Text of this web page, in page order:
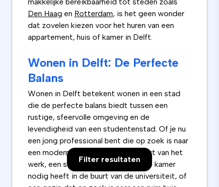
Filter resultaten
makkelijke bereikbaarheid tot steden zoals
Den Haag en Rotterdam, is het geen wonder
dat zovelen kiezen voor het huren van een
appartement, huis of kamer in Delft.
Wonen in Delft: De Perfecte
Balans
Wonen in Delft betekent wonen in een stad
die de perfecte balans biedt tussen een
rustige, sfeervolle omgeving en de
levendigheid van een studentenstad. Of je nu
een jong professional bent die op zoek is naar
een modern appartement in de buurt van het
werk, een student die een gezellige kamer
nodig heeft in de buurt van de universiteit, of